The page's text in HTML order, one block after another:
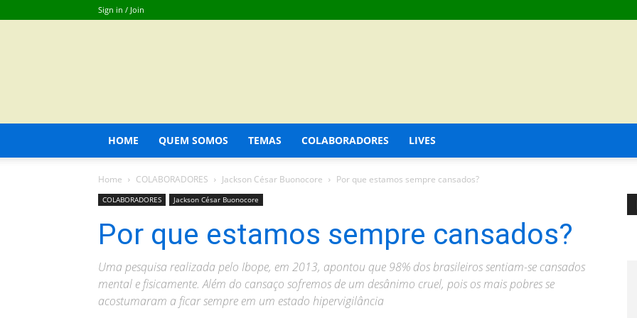
Sign in / Join
HOME QUEM SOMOS TEMAS COLABORADORES LIVES
Home COLABORADORES Jackson César Buonocore Por que estamos sempre cansados?
COLABORADORES Jackson César Buonocore
Por que estamos sempre cansados?
Uma pesquisa realizada pelo Ibope, em 2013, apontou que 98% dos brasileiros sentiam-se cansados
mental e fisicamente. Além do cansaço sofremos de um desânimo cruel, pois os mais pobres se
acostumaram a ficar sempre em um estado hipervigilância